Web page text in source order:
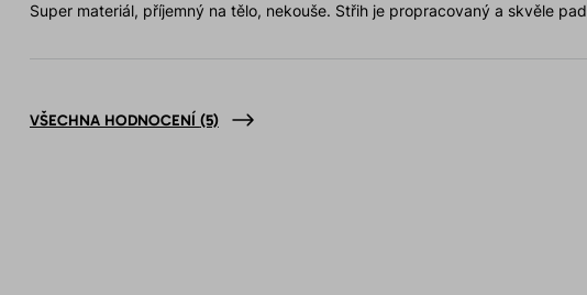
Super materiál, příjemný na tělo, nekouše. Střih je propracovaný a skvěle
VŠECHNA HODNOCENÍ (5)